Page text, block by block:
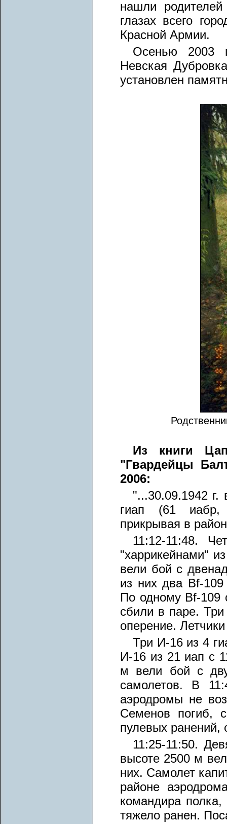
нашли
глазах всего
Красной Армии.
Осенью 2003
Невская
установлен
Из книги
"Гвардейцы
2006:
"...30.09.1942
гиап (61 иабр,
прикрывая в
11:12-11:48.
"харрикейнами"
вели бой с
из них два Bf-
По одному Bf-109
сбили в паре.
оперение.
Три И-16 из 4
И-16 из 21 иап с
м вели бой с
самолетов. В
аэродромы не
Семенов погиб,
пулевых ранений,
11:25-11:50.
высоте 2500 м
них. Самолет
районе
командира
тяжело ранен.